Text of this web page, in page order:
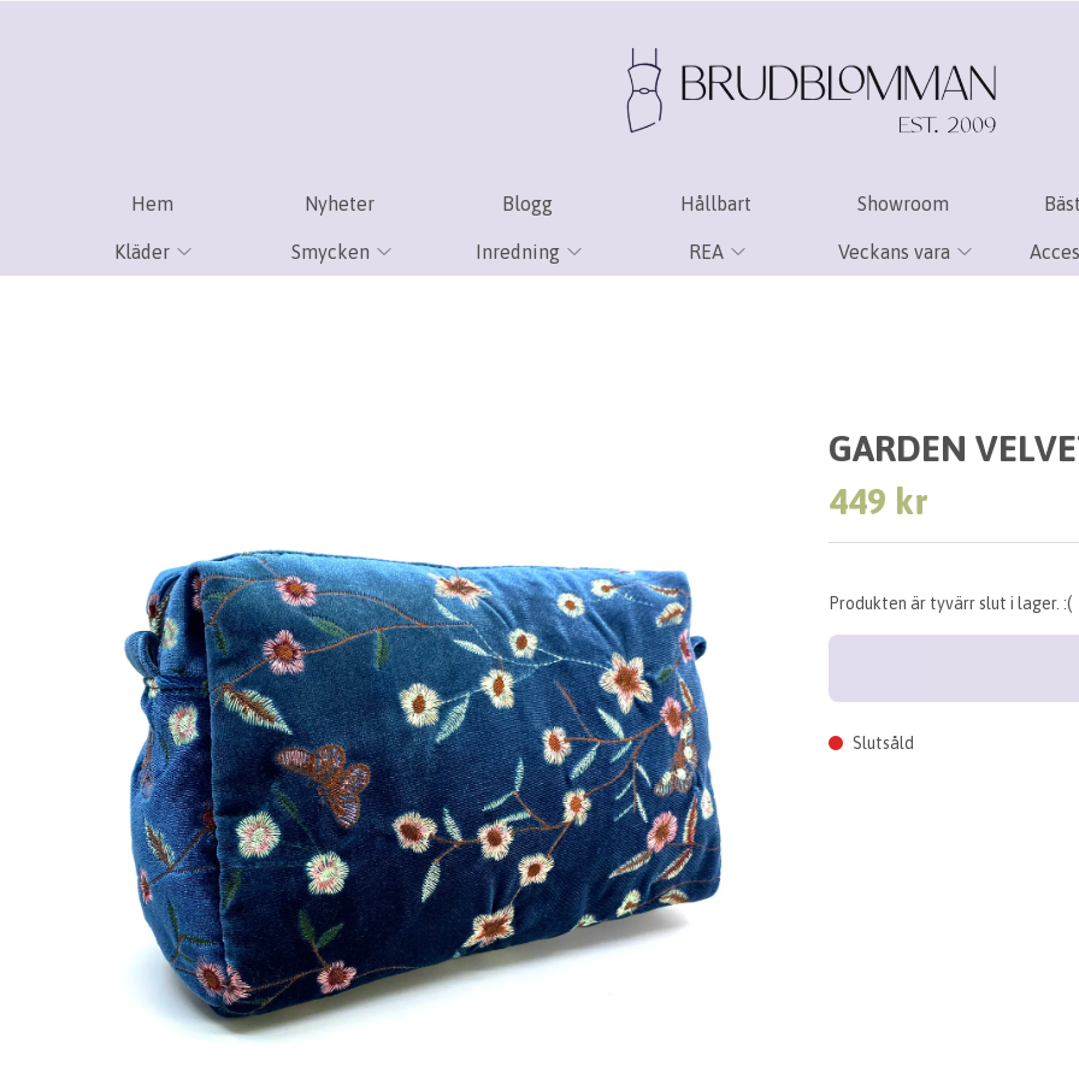
Hem Nyheter Blogg Hållbart Showroom
Kläder Smycken Inredning REA Veckans vara
GARDEN
449 kr
Produkten är tyvärr slut i lager. :(
Slutsåld